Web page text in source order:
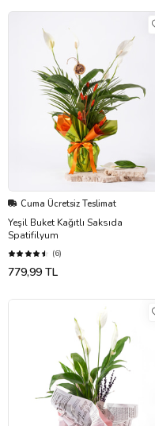
Cuma Ücretsiz Teslimat
Yeşil Buket Kağıtlı Saksıda
Spatifilyum
(6)
779,99 TL